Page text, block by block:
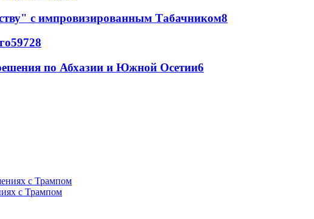
с импровизированным Табачником8
59728
по Абхазии и Южной Осетии6
с Трампом